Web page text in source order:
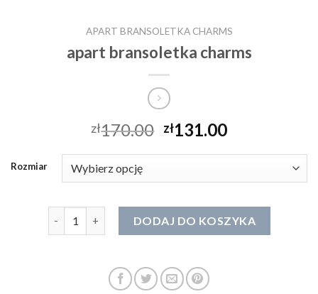
APART BRANSOLETKA CHARMS
apart bransoletka charms
zł170.00 zł131.00
Rozmiar
DODAJ DO KOSZYKA